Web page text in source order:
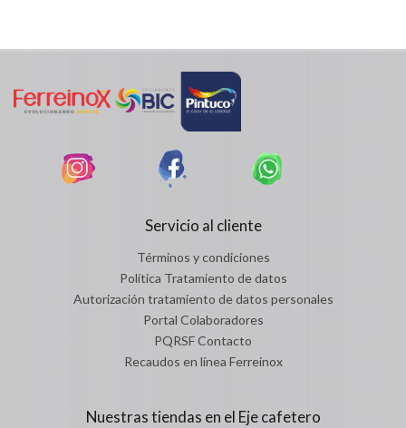
Servicio al cliente
Términos y condiciones
Política Tratamiento de datos
Autorización tratamiento de datos personales
Portal Colaboradores
PQRSF Contacto
Recaudos en línea Ferreinox
Nuestras tiendas en el Eje cafetero